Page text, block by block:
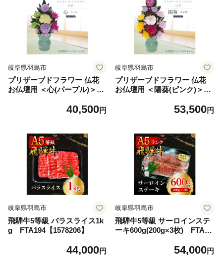
岐阜県羽島市
プリザーブドフラワー 仏花
お仏壇用 ＜心(パープル)＞
40,500円
岐阜県羽島市
プリザーブドフラワー 仏花
お仏壇用 ＜陽葵(ピンク)＞
53,500円
岐阜県羽島市
飛騨牛5等級 バラスライス1k
g FTA194【1578206】
44,000円
岐阜県羽島市
飛騨牛5等級 サーロインステ
ーキ600g(200g×3枚) FTA16
54,000円